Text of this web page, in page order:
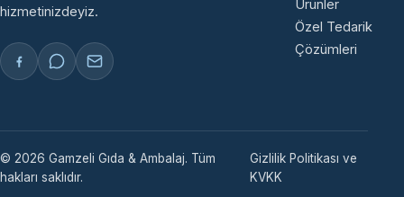
hizmetinizdeyiz.
Ürünler
Özel Tedarik
Çözümleri
© 2026 Gamzeli Gıda & Ambalaj. Tüm
hakları saklıdır.
Gizlilik Politikası ve
KVKK